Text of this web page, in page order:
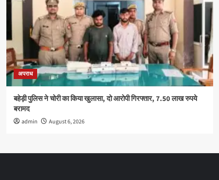
अपराध
बहेड़ी पुलिस ने चोरी का किया खुलासा, दो आरोपी गिरफ्तार, 7.50 लाख रुपये
बरामद
admin August 6, 2026